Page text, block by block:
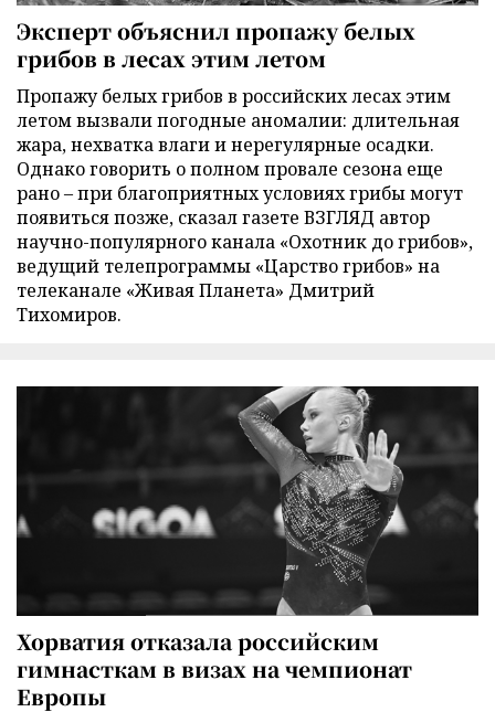
Эксперт объяснил пропажу белых
грибов в лесах этим летом
Пропажу белых грибов в российских лесах этим
летом вызвали погодные аномалии: длительная
жара, нехватка влаги и нерегулярные осадки.
Однако говорить о полном провале сезона еще
рано – при благоприятных условиях грибы могут
появиться позже, сказал газете ВЗГЛЯД автор
научно-популярного канала «Охотник до грибов»,
ведущий телепрограммы «Царство грибов» на
телеканале «Живая Планета» Дмитрий
Тихомиров.
Хорватия отказала российским
гимнасткам в визах на чемпионат
Европы